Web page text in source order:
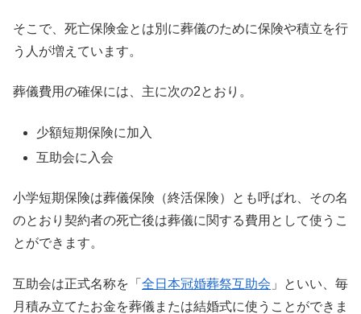
そこで、死亡保険金とは別に葬儀のために保険や積立を行
う人が増えています。
葬儀費用の確保には、主に次の2とおり。
少額短期保険に加入
互助会に入会
小学短期保険は葬儀保険（終活保険）とも呼ばれ、その名
のとおり契約者の死亡後は葬儀に関する費用として使うこ
とができます。
互助会は正式名称を「 全日本冠婚葬祭互助会 」といい、毎
月積み立てたお金を葬儀または結婚式に使うことができま